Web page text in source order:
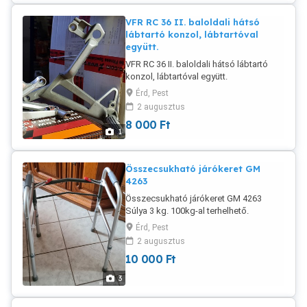
1
VFR RC 36 II. baloldali hátsó
lábtartó konzol, lábtartóval
együtt.
VFR RC 36 II. baloldali hátsó lábtartó
konzol, lábtartóval együtt.
Érd, Pest
2 augusztus
8 000 Ft
3
Összecsukható járókeret GM
4263
Összecsukható járókeret GM 4263
Súlya 3 kg. 100kg-al terhelhető.
Magassága 80-92 cm-ig állítható 2,5
cm-ként. Szélessége alul 58 cm. WC-
ben is használható leülés és felállás
segítésére. Ajánlott végtagok
esetén. 1 hét alatt 6 lépést volt
Érd, Pest
2 augusztus
10 000 Ft